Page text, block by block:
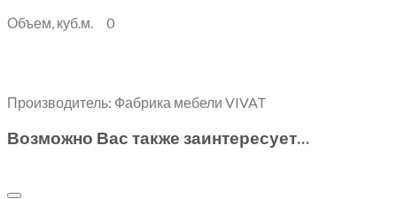
Объем, куб.м. 0
Производитель: Фабрика мебели VIVAT
Возможно Вас также заинтересует…